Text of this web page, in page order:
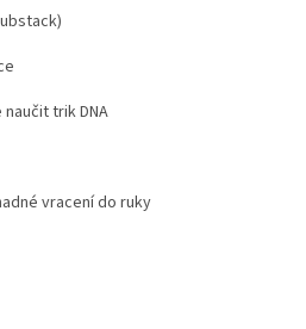
trik DNA
vracení do ruky